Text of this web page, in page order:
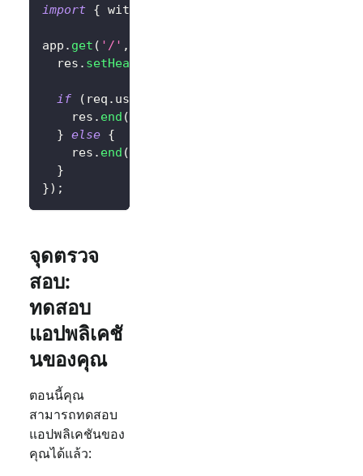
import { withLogto
app . get ( '/' ,
  res
. setHeader
if ( req . user
    res
. end (
} else {
    res
. end (
}
}) ;
จุดตรวจ
สอบ:
ทดสอบ
แอปพลิเคชั
นของคุณ
ตอนนี้คุณ
สามารถทดสอบ
แอปพลิเคชันของ
คุณได้แล้ว: